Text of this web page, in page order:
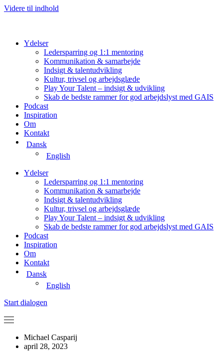
Videre til indhold
Ydelser
Ledersparring og 1:1 mentoring
Kommunikation & samarbejde
Indsigt & talentudvikling
Kultur, trivsel og arbejdsglæde
Play Your Talent – indsigt & udvikling
Skab de bedste rammer for god arbejdslyst med GAIS
Podcast
Inspiration
Om
Kontakt
Dansk
English
Ydelser
Ledersparring og 1:1 mentoring
Kommunikation & samarbejde
Indsigt & talentudvikling
Kultur, trivsel og arbejdsglæde
Play Your Talent – indsigt & udvikling
Skab de bedste rammer for god arbejdslyst med GAIS
Podcast
Inspiration
Om
Kontakt
Dansk
English
Start dialogen
Michael Casparij
april 28, 2023